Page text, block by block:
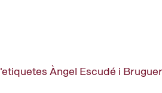
Àngel Escudé i